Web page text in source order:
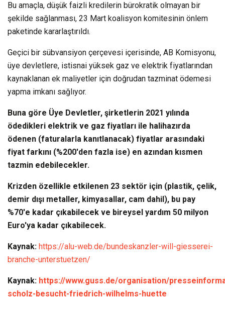
Bu amaçla, düşük faizli kredilerin bürokratik olmayan bir
şekilde sağlanması, 23 Mart koalisyon komitesinin önlem
paketinde kararlaştırıldı.
Geçici bir sübvansiyon çerçevesi içerisinde, AB Komisyonu,
üye devletlere, istisnai yüksek gaz ve elektrik fiyatlarından
kaynaklanan ek maliyetler için doğrudan tazminat ödemesi
yapma imkanı sağlıyor.
Buna göre Üye Devletler, şirketlerin 2021 yılında
ödedikleri elektrik ve gaz fiyatları ile halihazırda
ödenen (faturalarla kanıtlanacak) fiyatlar arasındaki
fiyat farkını (%200'den fazla ise) en azından kısmen
tazmin edebilecekler.
Krizden özellikle etkilenen 23 sektör için (plastik, çelik,
demir dışı metaller, kimyasallar, cam dahil), bu pay
%70'e kadar çıkabilecek ve bireysel yardım 50 milyon
Euro'ya kadar çıkabilecek.
Kaynak: https://alu-web.de/bundeskanzler-will-giesserei-
branche-unterstuetzen/
Kaynak: https://www.guss.de/organisation/
scholz-besucht-friedrich-wilhelms-huette